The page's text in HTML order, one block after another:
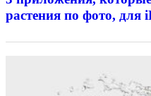
растения по фото, для